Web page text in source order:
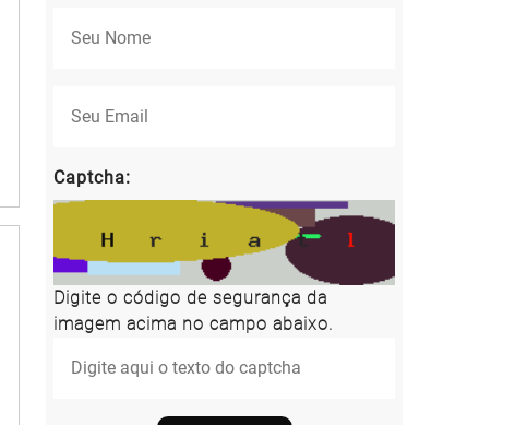
Captcha:
Digite o código de segurança da
imagem acima no campo abaixo.